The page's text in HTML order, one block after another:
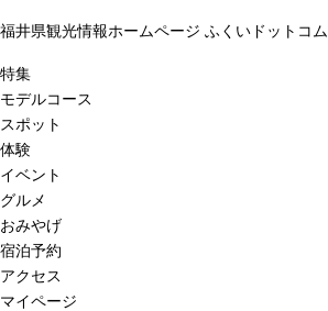
福井県観光情報ホームページ ふくいドットコム
特集
モデルコース
スポット
体験
イベント
グルメ
おみやげ
宿泊予約
アクセス
マイページ